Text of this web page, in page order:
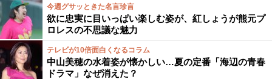
今週グサッときた名言珍言
欲に忠実に目いっぱい楽しむ姿が、紅しょうが熊元プ
ロレスの不思議な魅力
テレビが10倍面白くなるコラム
中山美穂の水着姿が懐かしい…夏の定番「海辺の青春
ドラマ」なぜ消えた？